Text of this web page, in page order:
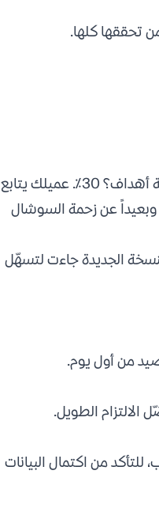
تحققها كلها.
تخيّل عرضاً بسيطاً: سجّلت السعودية هدف؟ خصم 10٪. هدفين؟ 20٪. ثلاثة أهداف؟ 30٪. عميلك يتابع
عن زحمة السوشال
الجديدة جاءت لتسهّل
الطويل.
من اكتمال البيانات